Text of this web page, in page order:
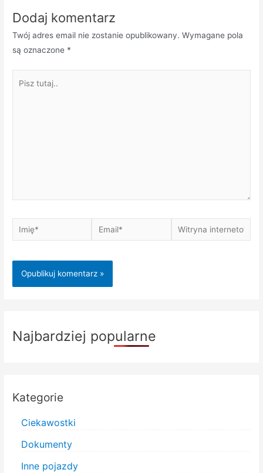
Dodaj komentarz
Twój adres email nie zostanie opublikowany. Wymagane pola
są oznaczone *
Imię* Email*
Witryna
internetowa
Najbardziej popularne
Kategorie
Ciekawostki
Dokumenty
Inne pojazdy